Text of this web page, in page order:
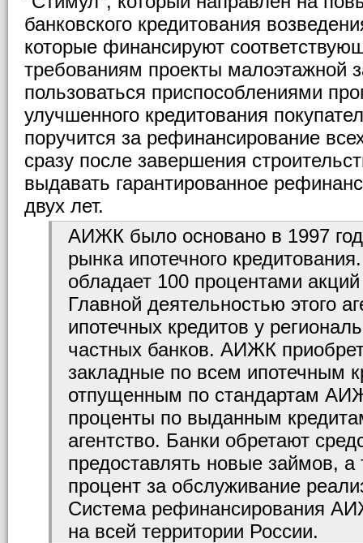
банковского кредитования
которые финансируют
требованиям проекты малоэтажной
пользоваться приспособлениями
улучшенного кредитования
поручится за рефинансирование
сразу после завершения
выдавать гарантированное
двух лет.
АИЖК было основано в 1997
рынка ипотечного
обладает 100 процентами акций
Главной деятельностью этого
ипотечных кредитов у
частных банков. АИЖК
закладные по всем ипотечным
отпущенным по стандартам
проценты по выданным
агентство. Банки обретают
предоставлять новые займов,
процент за обслуживание
Система рефинансирования
на всей территории России.